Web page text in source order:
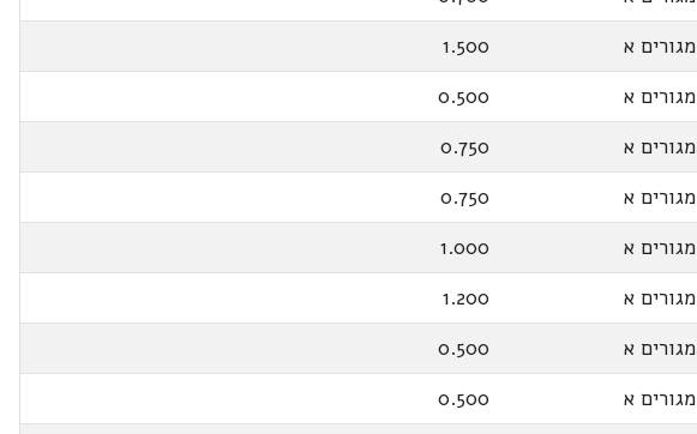
מגורים א
1.500
מגורים א
0.500
מגורים א
0.750
מגורים א
0.750
מגורים א
1.000
מגורים א
1.200
מגורים א
0.500
מגורים א
0.500